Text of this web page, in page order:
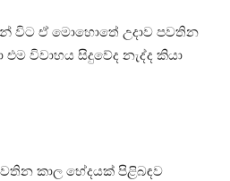
විට ඒ මොහොතේ උදාව පවතින
විවාහය සිදුවේද නැද්ද කියා
කාල භේදයක්‌ පිළිබඳව